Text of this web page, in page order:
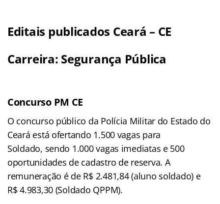
Editais publicados Ceará – CE
Carreira: Segurança Pública
Concurso PM CE
O concurso público da Polícia Militar do Estado do
Ceará está ofertando 1.500 vagas para
Soldado, sendo 1.000 vagas imediatas e 500
oportunidades de cadastro de reserva. A
remuneração é de R$ 2.481,84 (aluno soldado) e
R$ 4.983,30 (Soldado QPPM).